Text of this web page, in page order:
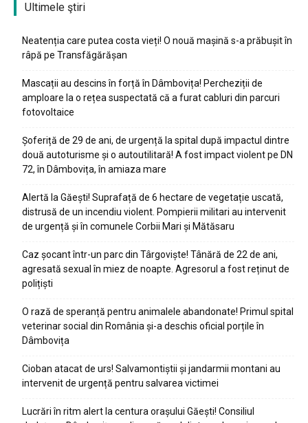
Ultimele ştiri
Neatenția care putea costa vieți! O nouă mașină s-a prăbușit în
râpă pe Transfăgărășan
Mascații au descins în forță în Dâmbovița! Percheziții de
amploare la o rețea suspectată că a furat cabluri din parcuri
fotovoltaice
Șoferiță de 29 de ani, de urgență la spital după impactul dintre
două autoturisme și o autoutilitară! A fost impact violent pe DN
72, în Dâmbovița, în amiaza mare
Alertă la Găești! Suprafață de 6 hectare de vegetație uscată,
distrusă de un incendiu violent. Pompierii militari au intervenit
de urgență și în comunele Corbii Mari și Mătăsaru
Caz șocant într-un parc din Târgoviște! Tânără de 22 de ani,
agresată sexual în miez de noapte. Agresorul a fost reținut de
polițiști
O rază de speranță pentru animalele abandonate! Primul spital
veterinar social din România și-a deschis oficial porțile în
Dâmbovița
Cioban atacat de urs! Salvamontiștii și jandarmii montani au
intervenit de urgență pentru salvarea victimei
Lucrări în ritm alert la centura orașului Găești! Consiliul